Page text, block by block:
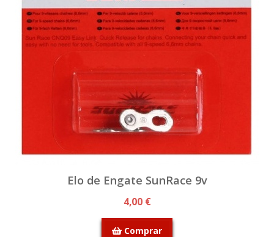
Elo de Engate SunRace 9v
4,00 €
Comprar